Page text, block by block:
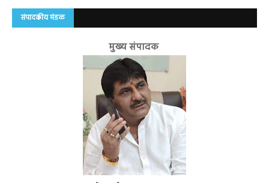
संपादकीय मंडळ
मुख्य संपादक